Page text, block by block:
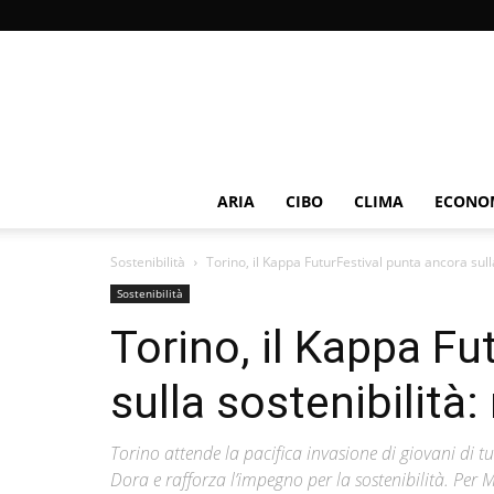
ARIA CIBO CLIMA
Sostenibilità Torino, il Kappa FuturFestival punta ancora
Sostenibilità
Torino, il Kappa
sulla sostenibilità:
Torino attende la pacifica invasione di giovani di
Dora e rafforza l’impegno per la sostenibilità.